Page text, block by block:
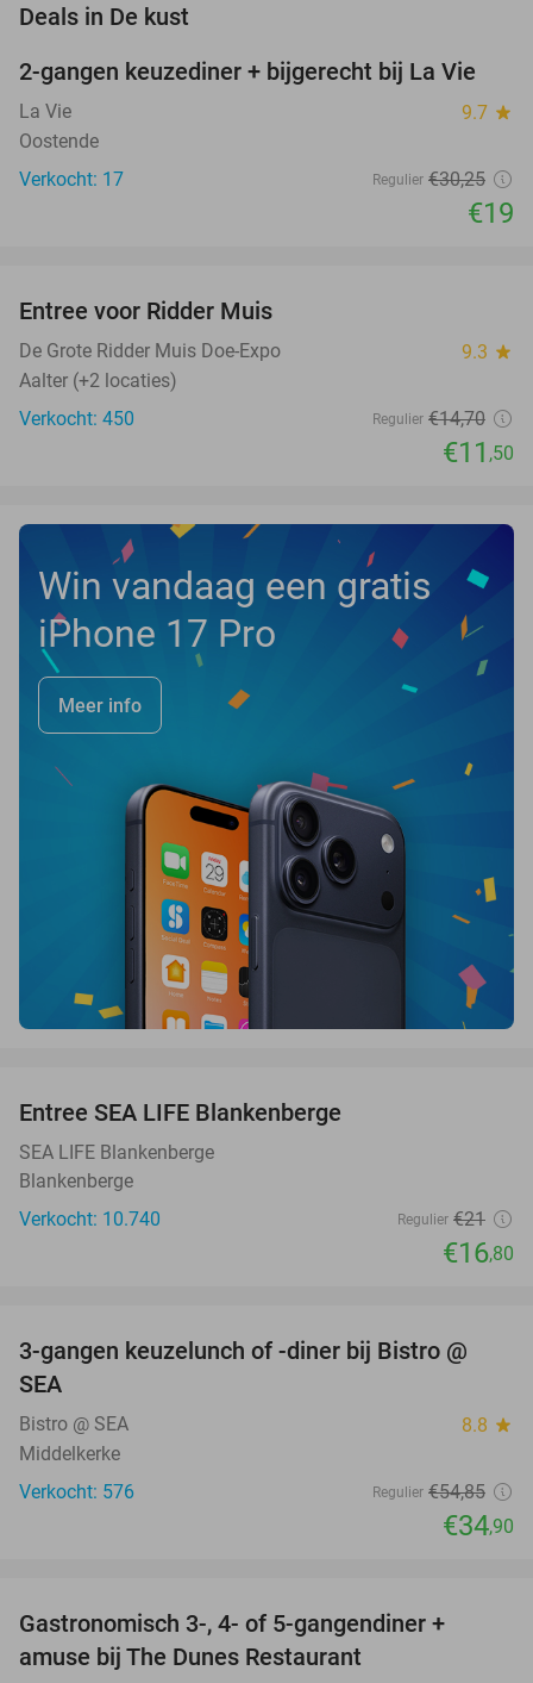
Deals in De kust
37%
NEW
TODAY
2-gangen keuzediner + bijgerecht bij La Vie
La Vie 9.7 star
Oostende
Verkocht: 17
Regulier €30,25
€19
Entree voor Ridder Muis
De Grote Ridder Muis Doe-Expo 9.3 star
Aalter (+2 locaties)
Verkocht: 450
Regulier €14,70
€11 ,50
Win vandaag een gratis
iPhone 17 Pro
Meer info
Entree SEA LIFE Blankenberge
SEA LIFE Blankenberge
Blankenberge
Verkocht: 10.740
Regulier €21
€16,80
36%
3-gangen keuzelunch of -diner bij Bistro @
SEA
Bistro @ SEA 8.8 star
Middelkerke
Verkocht: 576
Regulier €54,85
€34,90
Gastronomisch 3-, 4- of 5-gangendiner +
amuse bij The Dunes Restaurant